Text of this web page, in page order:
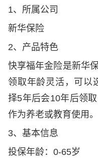
1、所属公司
新华保险
2、产品特色
快享福年金险是新华
领取年龄灵活，可以
择5年后会10年后领
作为养老或教育使用。
3、基本信息
投保年龄：0-65岁